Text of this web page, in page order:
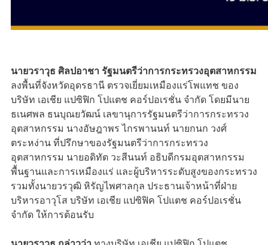
นายวราวุธ ศิลปอาชา รัฐมนตรีว่าการกระทรวงอุตสาหกรรม
ลงพื้นที่จังหวัดอุดรธานี ตรวจเยี่ยมเหมืองแร่โพแทช ของ
บริษัท เอเชีย แปซิฟิก โปแตช คอร์ปอเรชั่น จำกัด โดยมีนาย
ธเนศพล ธนบุณยวัฒน์ เลขานุการรัฐมนตรีว่าการกระทรวง
อุตสาหกรรม นางอัษฎาพร ไกรพานนท์ นายกนก วงศ์
ตระหง่าน ที่ปรึกษาของรัฐมนตรีว่าการกระทรวง
อุตสาหกรรม นายอดิทัต วะสีนนท์ อธิบดีกรมอุตสาหกรรม
พื้นฐานและการเหมืองแร่ และผู้บริหารระดับสูงของกระทรวง
รวมทั้งนายวรวุฒิ หิรัญไพศาลกุล ประธานเจ้าหน้าที่ฝ่าย
บริหารอาวุโส บริษัท เอเชีย แปซิฟิค โปแตช คอร์ปอเรชั่น
จำกัด ให้การต้อนรับ